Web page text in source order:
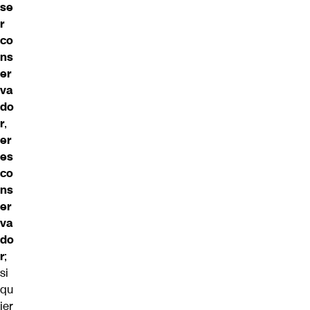
se
r
co
ns
er
va
do
r,
er
es
co
ns
er
va
do
r;
si
qu
ier